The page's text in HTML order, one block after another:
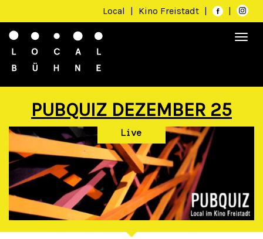
Local | Kino Freistadt | |
PUBQUIZ DEZEMBER 25
Live